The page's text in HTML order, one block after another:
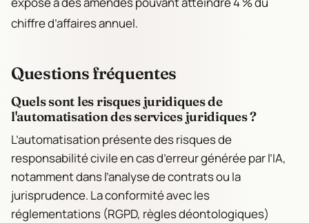
chiffre d’affaires annuel.
Questions fréquentes
Quels sont les risques juridiques de
l'automatisation des services juridiques ?
L’automatisation présente des risques de
responsabilité civile en cas d’erreur générée par l’IA,
notamment dans l’analyse de contrats ou la
jurisprudence. La conformité avec les
réglementations (RGPD, règles déontologiques)